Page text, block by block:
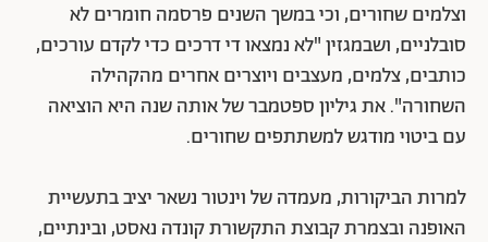
וצלמים שחורים, וכי במשך השנים פרסמה חומרים לא
סובלניים, ושבמגזין "לא נמצאו די דרכים כדי לקדם עורכים,
כותבים, צלמים, מעצבים ויוצרים אחרים מהקהילה
השחורה". את גיליון ספטמבר של אותה שנה היא הוציאה
עם ביטוי מודגש למשתתפים שחורים.
למרות הביקורות, מעמדה של וינטור נשאר יציב בתעשיית
האופנה ובצמרת קבוצת התקשורת קונדה נאסט, ובינתיים,